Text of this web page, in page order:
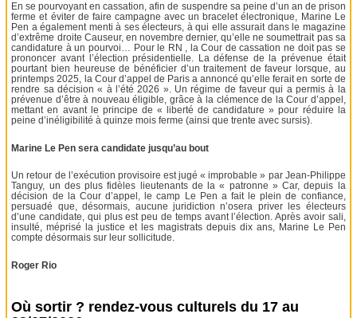
En se pourvoyant en cassation, afin de suspendre sa peine d’un an de prison
ferme et éviter de faire campagne avec un bracelet électronique, Marine Le
Pen a également menti à ses électeurs, à qui elle assurait dans le magazine
d’extrême droite Causeur, en novembre dernier, qu’elle ne soumettrait pas sa
candidature à un pourvoi… Pour le RN , la Cour de cassation ne doit pas se
prononcer avant l’élection présidentielle. La défense de la prévenue était
pourtant bien heureuse de bénéficier d’un traitement de faveur lorsque, au
printemps 2025, la Cour d’appel de Paris a annoncé qu’elle ferait en sorte de
rendre sa décision « à l’été 2026 ». Un régime de faveur qui a permis à la
prévenue d’être à nouveau éligible, grâce à la clémence de la Cour d’appel,
mettant en avant le principe de « liberté de candidature » pour réduire la
peine d’inéligibilité à quinze mois ferme (ainsi que trente avec sursis).
Marine Le Pen sera candidate jusqu’au bout
Un retour de l’exécution provisoire est jugé « improbable » par Jean-Philippe
Tanguy, un des plus fidèles lieutenants de la « patronne » Car, depuis la
décision de la Cour d’appel, le camp Le Pen a fait le plein de confiance,
persuadé que, désormais, aucune juridiction n’osera priver les électeurs
d’une candidate, qui plus est peu de temps avant l’élection. Après avoir sali,
insulté, méprisé la justice et les magistrats depuis dix ans, Marine Le Pen
compte désormais sur leur sollicitude.
Roger Rio
Où sortir ? rendez-vous culturels du 17 au